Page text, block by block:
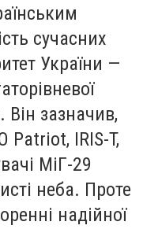
сучасних
України —
Він зазначив,
IRIS-T,
МіГ-29
неба. Проте
надійної